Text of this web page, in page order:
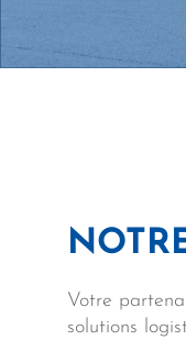
Votre
solutions